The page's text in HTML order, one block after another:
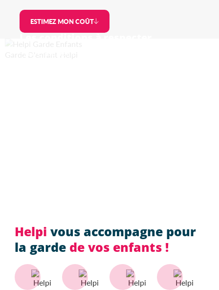
ESTIMEZ MON COÛT
Helpi vous accompagne pour
la garde de vos enfants !